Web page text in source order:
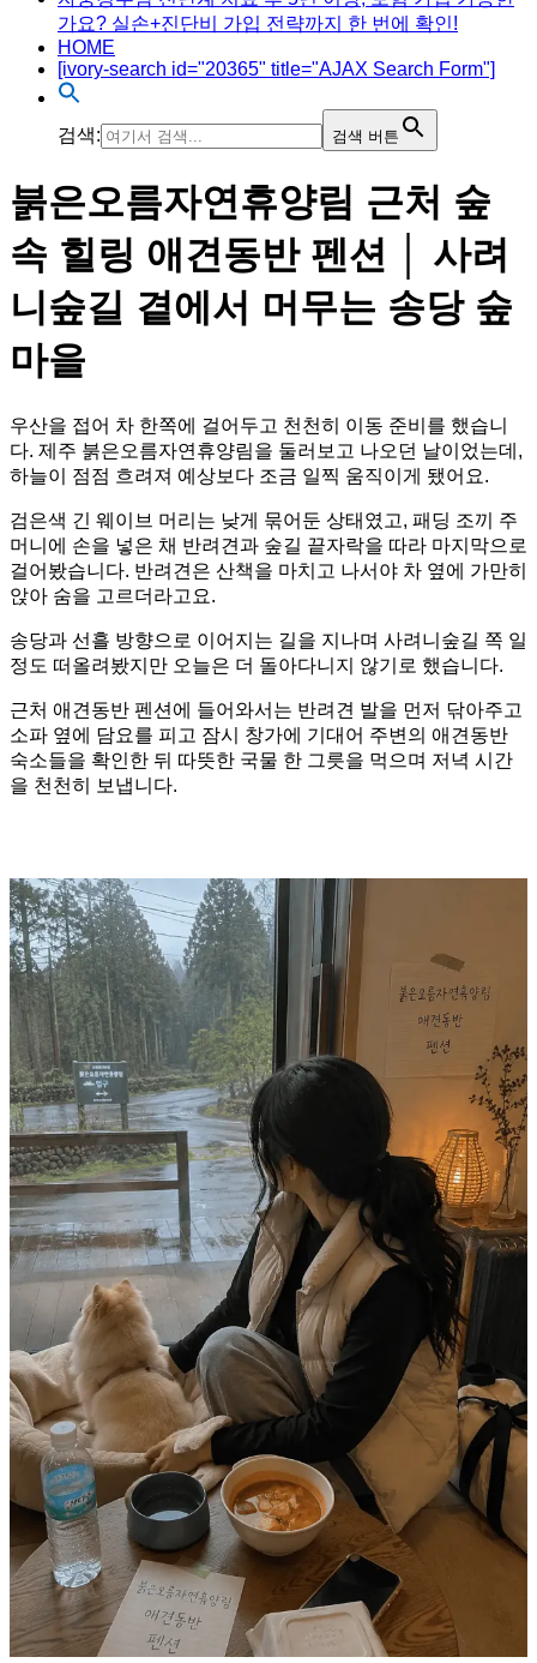
가요? 실손+진단비 가입 전략까지 한 번에 확인!
HOME
[ivory-search id="20365" title="AJAX Search Form"]
검색: 검색 버튼
붉은오름자연휴양림 근처 숲
속 힐링 애견동반 펜션 │ 사려
니숲길 곁에서 머무는 송당 숲
마을
우산을 접어 차 한쪽에 걸어두고 천천히 이동 준비를 했습니
다. 제주 붉은오름자연휴양림을 둘러보고 나오던 날이었는데,
하늘이 점점 흐려져 예상보다 조금 일찍 움직이게 됐어요.
검은색 긴 웨이브 머리는 낮게 묶어둔 상태였고, 패딩 조끼 주
머니에 손을 넣은 채 반려견과 숲길 끝자락을 따라 마지막으로
걸어봤습니다. 반려견은 산책을 마치고 나서야 차 옆에 가만히
앉아 숨을 고르더라고요.
송당과 선흘 방향으로 이어지는 길을 지나며 사려니숲길 쪽 일
정도 떠올려봤지만 오늘은 더 돌아다니지 않기로 했습니다.
근처 애견동반 펜션에 들어와서는 반려견 발을 먼저 닦아주고
소파 옆에 담요를 피고 잠시 창가에 기대어 주변의 애견동반
숙소들을 확인한 뒤 따뜻한 국물 한 그릇을 먹으며 저녁 시간
을 천천히 보냅니다.